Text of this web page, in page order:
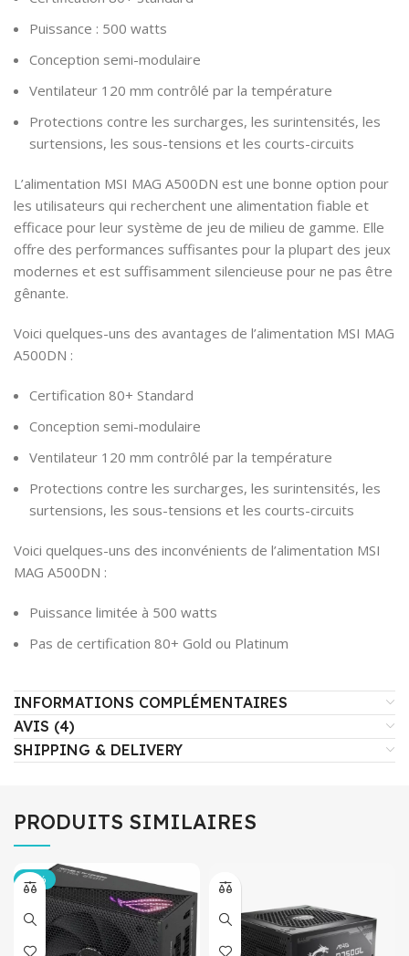
Puissance : 500 watts
Conception semi-modulaire
Ventilateur 120 mm contrôlé par la température
Protections contre les surcharges, les surintensités, les
surtensions, les sous-tensions et les courts-circuits
L’alimentation MSI MAG A500DN est une bonne option pour
les utilisateurs qui recherchent une alimentation fiable et
efficace pour leur système de jeu de milieu de gamme. Elle
offre des performances suffisantes pour la plupart des jeux
modernes et est suffisamment silencieuse pour ne pas être
gênante.
Voici quelques-uns des avantages de l’alimentation MSI MAG
A500DN :
Certification 80+ Standard
Conception semi-modulaire
Ventilateur 120 mm contrôlé par la température
Protections contre les surcharges, les surintensités, les
surtensions, les sous-tensions et les courts-circuits
Voici quelques-uns des inconvénients de l’alimentation MSI
MAG A500DN :
Puissance limitée à 500 watts
Pas de certification 80+ Gold ou Platinum
INFORMATIONS COMPLÉMENTAIRES
AVIS (4)
SHIPPING & DELIVERY
PRODUITS SIMILAIRES
-18%